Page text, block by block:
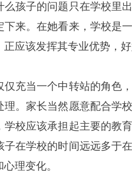
么孩子的问题只在学校里
下来。在她看来，学校是
应该发挥其专业优势，
仅充当一个中转站的角色
理。家长当然愿意配合学
学校应该承担起主要的教
子在学校的时间远远多于
理变化。